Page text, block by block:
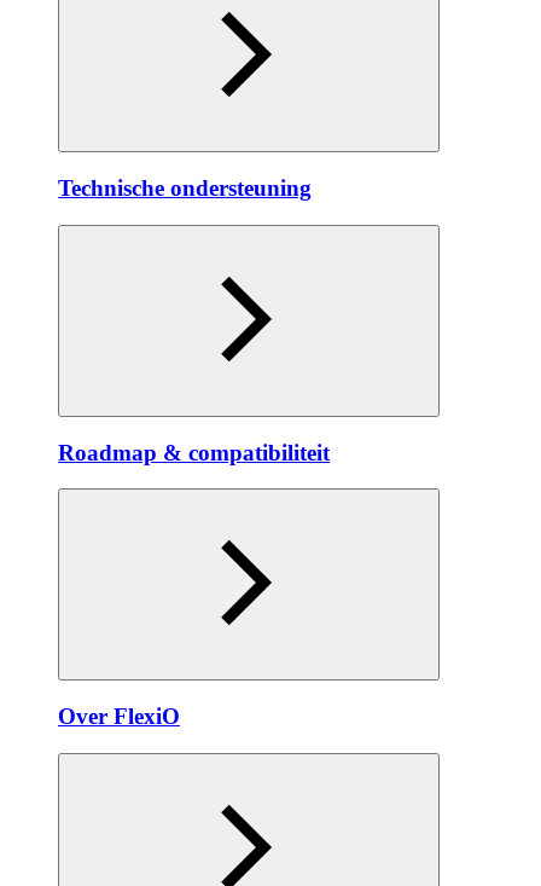
Technische ondersteuning
Roadmap & compatibiliteit
Over FlexiO